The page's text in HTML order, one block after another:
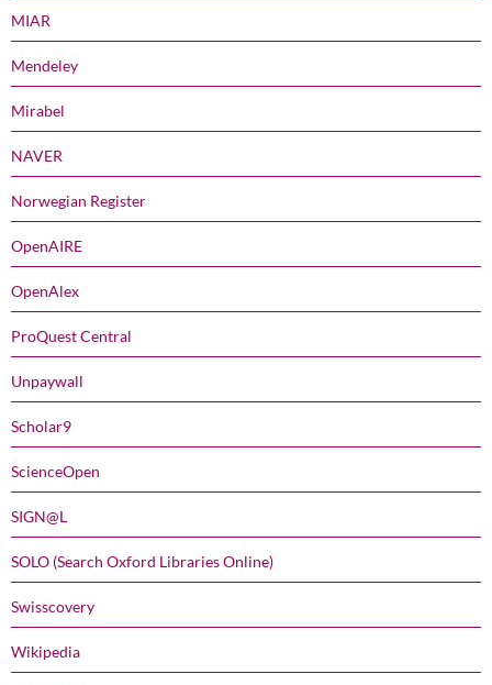
MIAR
Mendeley
Mirabel
NAVER
Norwegian Register
OpenAIRE
OpenAlex
ProQuest Central
Unpaywall
Scholar9
ScienceOpen
SIGN@L
SOLO (Search Oxford Libraries Online)
Swisscovery
Wikipedia